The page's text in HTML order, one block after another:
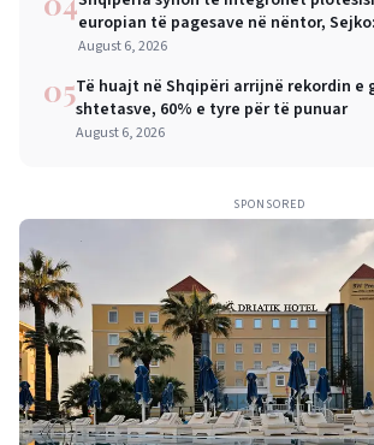
europian të pagesave në nëntor,
mëdha për qytetarët dhe bizneset
August 6, 2026
05Të huajt në Shqipëri arrijnë rekordin e
shtetasve, 60% e tyre për të punuar
August 6, 2026
SPONSORED